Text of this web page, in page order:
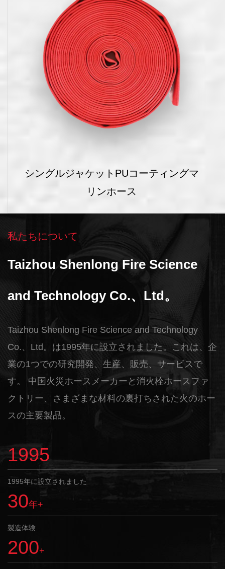
シングルジャケットPUコーティングマ
リンホース
私たちについて
Taizhou Shenlong Fire Science
and Technology Co.、Ltd。
Taizhou Shenlong Fire Science and Technology
Co.、Ltd。は1995年に設立されました。これは、企
業の1つでの研究開発、生産、販売、サービスで
す。 中国火災ホースメーカーと消火栓ホースファ
クトリー、さまざまな材料の裏打ちされた火のホー
スの主要製品。
1995
1995年に設立されました
30年+
製造体験
200+